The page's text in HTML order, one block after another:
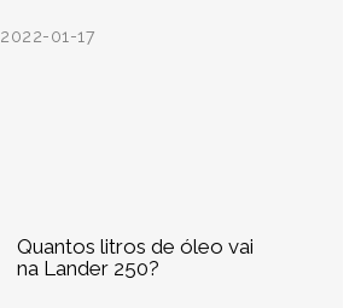
2022-01-17
Quantos litros de óleo vai
na Lander 250?